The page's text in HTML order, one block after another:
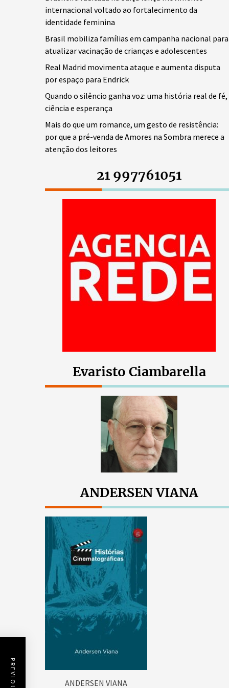
internacional voltado ao fortalecimento da
identidade feminina
Brasil mobiliza famílias em campanha nacional para
atualizar vacinação de crianças e adolescentes
Real Madrid movimenta ataque e aumenta disputa
por espaço para Endrick
Quando o silêncio ganha voz: uma história real de fé,
ciência e esperança
Mais do que um romance, um gesto de resistência:
por que a pré-venda de Amores na Sombra merece a
atenção dos leitores
21 997761051
Evaristo Ciambarella
ANDERSEN VIANA
ANDERSEN VIANA